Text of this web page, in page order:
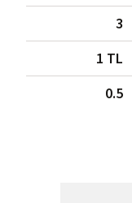
3
1 TL
0.5